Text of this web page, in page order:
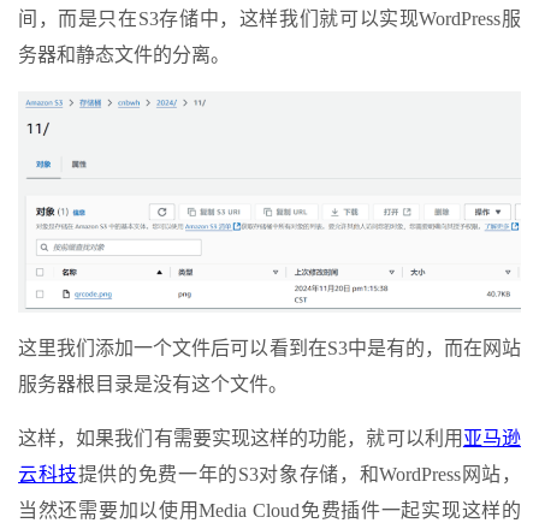
间，而是只在S3存储中，这样我们就可以实现WordPress服
务器和静态文件的分离。
这里我们添加一个文件后可以看到在S3中是有的，而在网站
服务器根目录是没有这个文件。
这样，如果我们有需要实现这样的功能，就可以利用 亚马逊
云科技提供的免费一年的S3对象存储，和WordPress网站，
当然还需要加以使用Media Cloud免费插件一起实现这样的